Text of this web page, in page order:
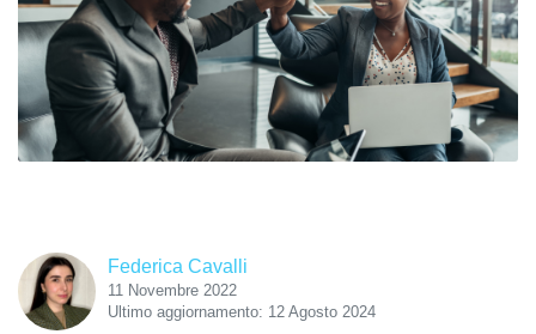
Federica Cavalli
11 Novembre 2022
Ultimo aggiornamento: 12 Agosto 2024